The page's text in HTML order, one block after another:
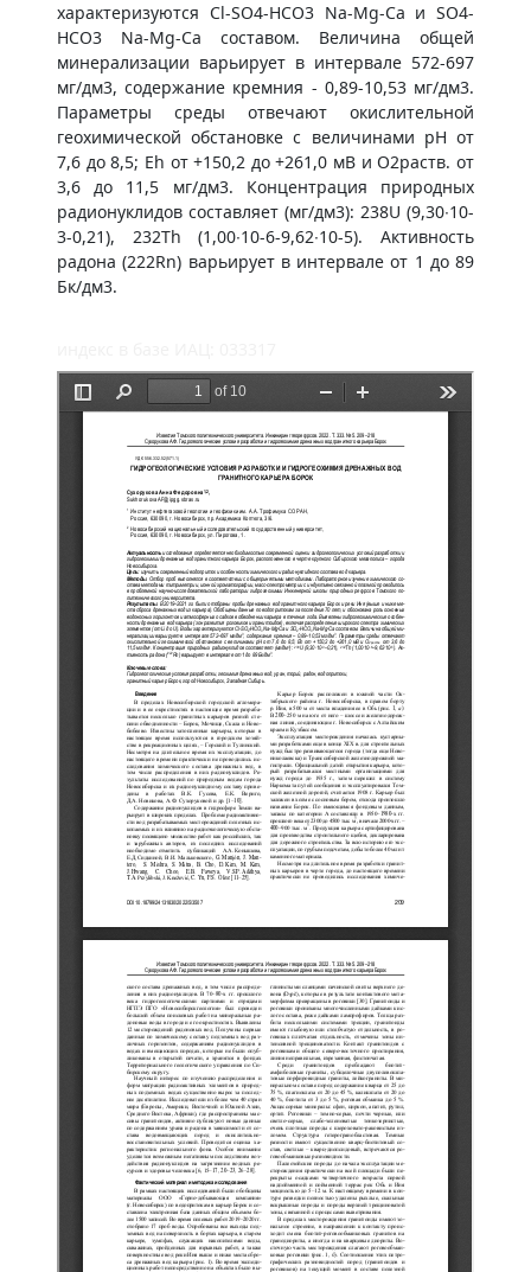
характеризуются Cl-SO4-HCO3 Na-Mg-Ca и SO4-
HCO3 Na-Mg-Ca составом. Величина общей
минерализации варьирует в интервале 572-697
мг/дм3, содержание кремния - 0,89-10,53 мг/дм3.
Параметры среды отвечают окислительной
геохимической обстановке с величинами pH от
7,6 до 8,5; Eh от +150,2 до +261,0 мВ и O2раств. от
3,6 до 11,5 мг/дм3. Концентрация природных
радионуклидов составляет (мг/дм3): 238U (9,30∙10-
3-0,21), 232Th (1,00∙10-6-9,62∙10-5). Активность
радона (222Rn) варьирует в интервале от 1 до 89
Бк/дм3.